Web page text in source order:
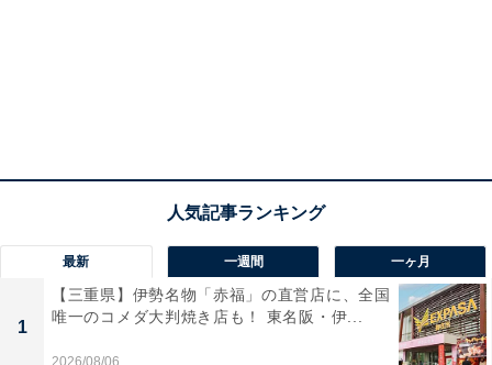
最新 一週間 一ヶ月
1
【三重県】伊勢名物「赤福」の直営店に、全国
唯一のコメダ大判焼き店も！ 東名阪・伊...